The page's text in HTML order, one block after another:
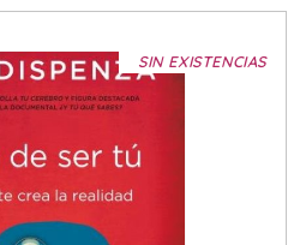
SIN EXISTENCIAS